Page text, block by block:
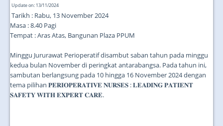
Update on: 13/11/2024
Tarikh : Rabu, 13 November 2024
Masa : 8.40 Pagi
Tempat : Aras Atas, Bangunan Plaza PPUM
Minggu Jururawat Perioperatif disambut saban tahun pada minggu
kedua bulan November di peringkat antarabangsa. Pada tahun ini,
sambutan berlangsung pada 10 hingga 16 November 2024 dengan
tema pilihan 𝐏𝐄𝐑𝐈𝐎𝐏𝐄𝐑𝐀𝐓𝐈𝐕𝐄 𝐍𝐔𝐑𝐒𝐄𝐒 : 𝐋𝐄𝐀𝐃𝐈𝐍𝐆 𝐏𝐀𝐓𝐈𝐄𝐍𝐓
𝐒𝐀𝐅𝐄𝐓𝐘 𝐖𝐈𝐓𝐇 𝐄𝐗𝐏𝐄𝐑𝐓 𝐂𝐀𝐑𝐄.